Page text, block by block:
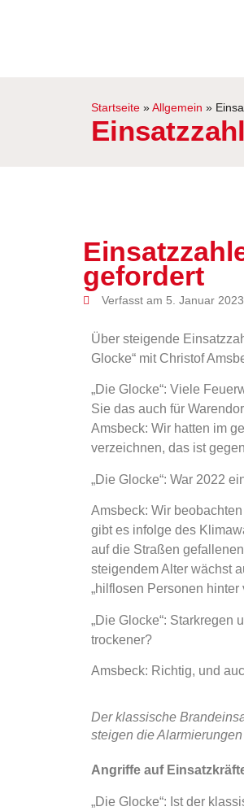
Startseite » Allgemein »
gefordert
Verfasst am 5. Januar 2023
Über steigende
Glocke“ mit Christof
„Die Glocke“: Viele
Sie das auch für
Amsbeck: Wir hatten im
verzeichnen, das ist
„Die Glocke“: War 2022
Amsbeck: Wir
gibt es infolge des
auf die Straßen
steigendem Alter wächst
„hilflosen Personen hinter
„Die Glocke“: Starkregen
trockener?
Amsbeck: Richtig, und
Der klassische
steigen die
Angriffe auf
„Die Glocke“: I st der